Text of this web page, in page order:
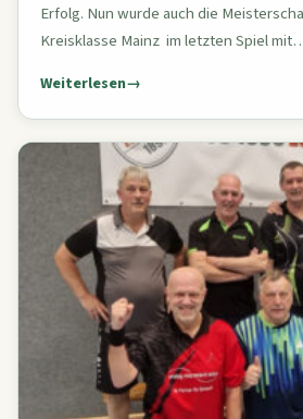
Erfolg. Nun wurde auch die
Kreisklasse Mainz im letzten Spiel
Weiterlesen